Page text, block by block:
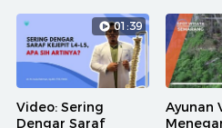
01:39
Video: Sering
Dengar Saraf
Ayunan